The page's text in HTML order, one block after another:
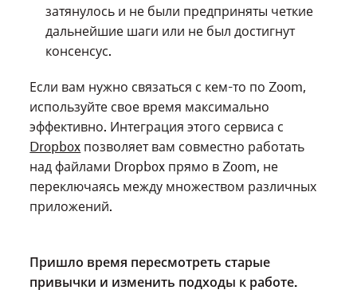
затянулось и не были предприняты четкие
дальнейшие шаги или не был достигнут
консенсус.
Если вам нужно связаться с кем-то по Zoom,
используйте свое время максимально
эффективно. Интеграция этого сервиса с
Dropbox позволяет вам совместно работать
над файлами Dropbox прямо в Zoom, не
переключаясь между множеством различных
приложений.
Пришло время пересмотреть старые
привычки и изменить подходы к работе.